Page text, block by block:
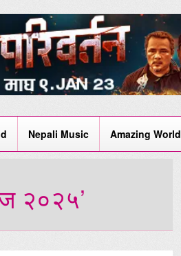
Nepali Music Amazing World
२०२५’